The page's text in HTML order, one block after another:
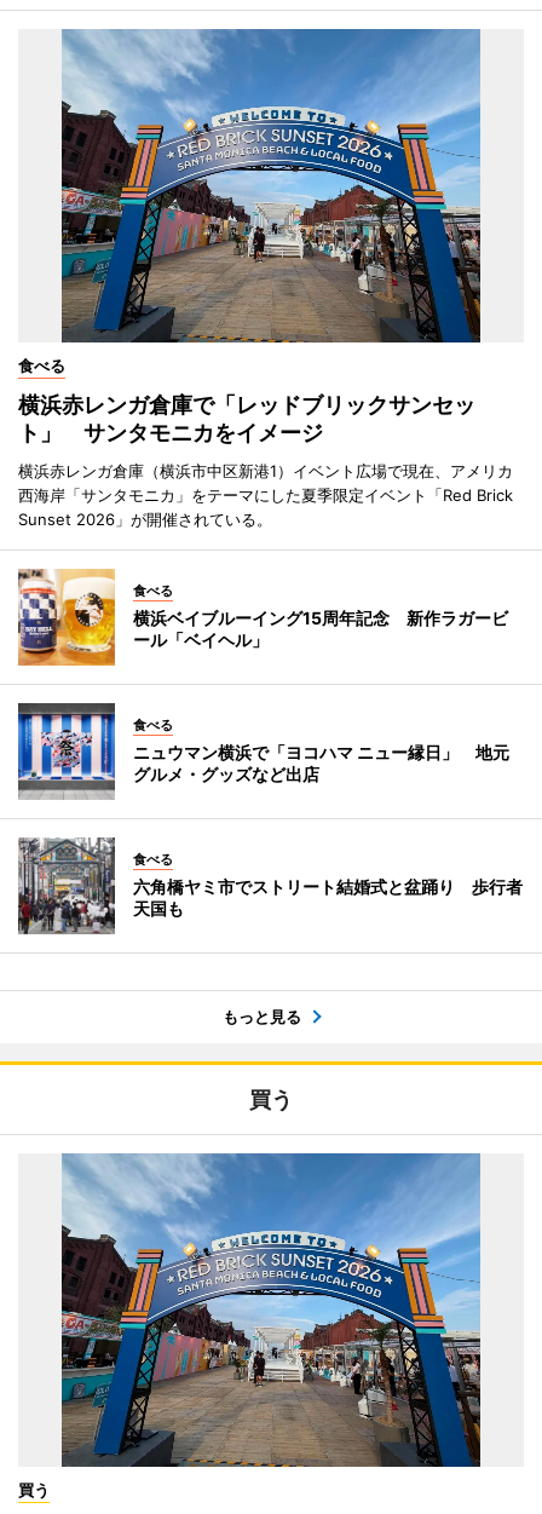
食べる
横浜赤レンガ倉庫で「レッドブリックサンセッ
ト」 サンタモニカをイメージ
横浜赤レンガ倉庫（横浜市中区新港1）イベント広場で現在、アメリカ
西海岸「サンタモニカ」をテーマにした夏季限定イベント「Red Brick
Sunset 2026」が開催されている。
食べる
横浜ベイブルーイング15周年記念 新作ラガービ
ール「ベイヘル」
食べる
ニュウマン横浜で「ヨコハマ ニュー縁日」 地元
グルメ・グッズなど出店
食べる
六角橋ヤミ市でストリート結婚式と盆踊り 歩行者
天国も
もっと見る
買う
買う